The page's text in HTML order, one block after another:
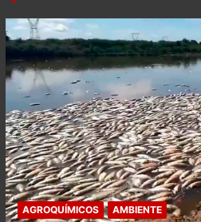
AGROQUÍMICOS AMBIENTE